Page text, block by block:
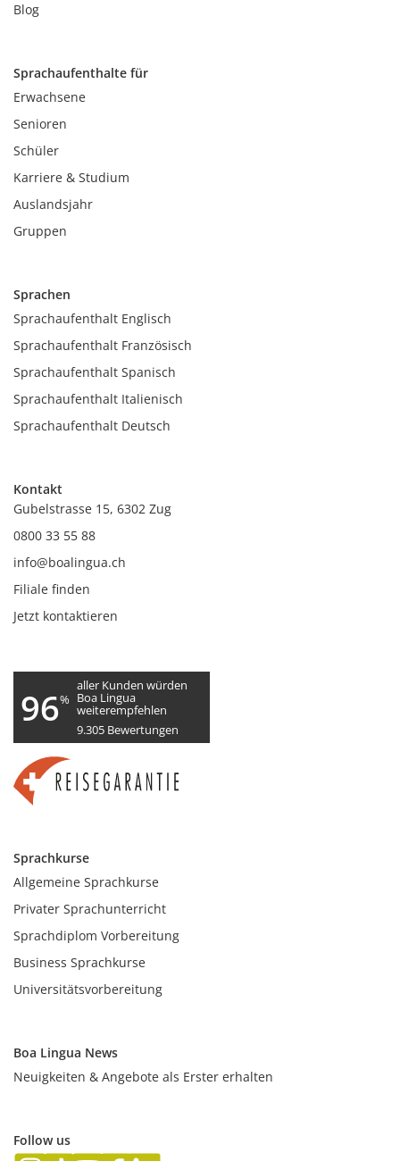
Blog
Sprachaufenthalte für
Erwachsene
Senioren
Schüler
Karriere & Studium
Auslandsjahr
Gruppen
Sprachen
Sprachaufenthalt Englisch
Sprachaufenthalt Französisch
Sprachaufenthalt Spanisch
Sprachaufenthalt Italienisch
Sprachaufenthalt Deutsch
Kontakt
Gubelstrasse 15, 6302 Zug
0800 33 55 88
info@boalingua.ch
Filiale finden
Jetzt kontaktieren
96%
aller Kunden würden
Boa Lingua
weiterempfehlen
9.305 Bewertungen
Sprachkurse
Allgemeine Sprachkurse
Privater Sprachunterricht
Sprachdiplom Vorbereitung
Business Sprachkurse
Universitätsvorbereitung
Boa Lingua News
Neuigkeiten & Angebote als Erster erhalten
Follow us